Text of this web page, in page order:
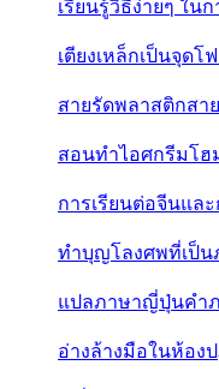
เรียนรู้วิธีง่ายๆ ใน
เตียงเหล็กเป็นจุดโ
สายรัดพลาสติกสา
สอนทำไอศกรีมโฮ
การเรียนต่อจีนแล
ทำบุญโลงศพที่เป็น
แปลภาษาญี่ปุ่นคำ
อ่างล้างมือในห้อง